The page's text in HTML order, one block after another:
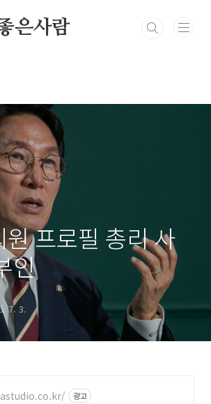
은사람
프로필 총리 사
인
7. 3.
광고